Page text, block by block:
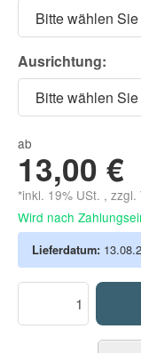
Bitte wählen
Ausrichtung:
Bitte wählen
ab
13,00 €
*inkl. 19% USt. , zzgl.
Wird nach
Lieferdatum: